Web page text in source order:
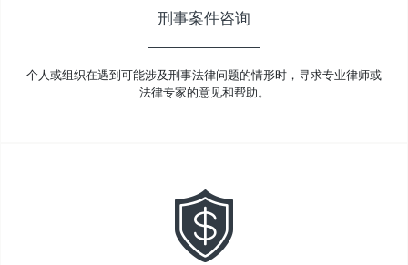
刑事案件咨询
个人或组织在遇到可能涉及刑事法律问题的情形时，寻求专业律师或
法律专家的意见和帮助。